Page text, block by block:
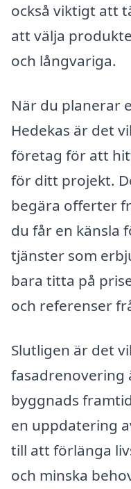
också viktigt att
att välja
och långvariga.
När du planerar
Hedekas är det
företag för att
för ditt projekt.
begära offerter
du får en känsla
tjänster som
bara titta på
och referenser
Slutligen är det
fasadrenovering
byggnads
en uppdatering
till att förlänga
och minska